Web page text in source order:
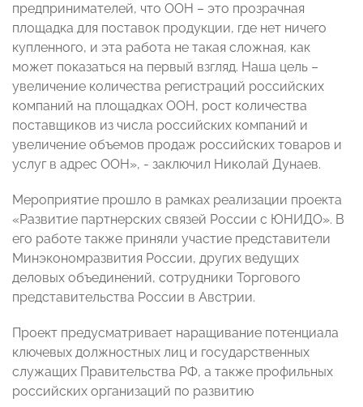
предпринимателей, что ООН – это прозрачная
площадка для поставок продукции, где нет ничего
купленного, и эта работа не такая сложная, как
может показаться на первый взгляд. Наша цель –
увеличение количества регистраций российских
компаний на площадках ООН, рост количества
поставщиков из числа российских компаний и
увеличение объемов продаж российских товаров и
услуг в адрес ООН», - заключил Николай Дунаев.
Мероприятие прошло в рамках реализации проекта
«Развитие партнерских связей России с ЮНИДО». В
его работе также приняли участие представители
Минэкономразвития России, других ведущих
деловых объединений, сотрудники Торгового
представительства России в Австрии.
Проект предусматривает наращивание потенциала
ключевых должностных лиц и государственных
служащих Правительства РФ, а также профильных
российских организаций по развитию